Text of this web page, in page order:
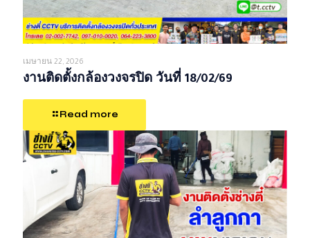
เมษายน 22, 2026
งานติดตั้งกล้องวงจรปิด วันที่ 18/02/69
Read more